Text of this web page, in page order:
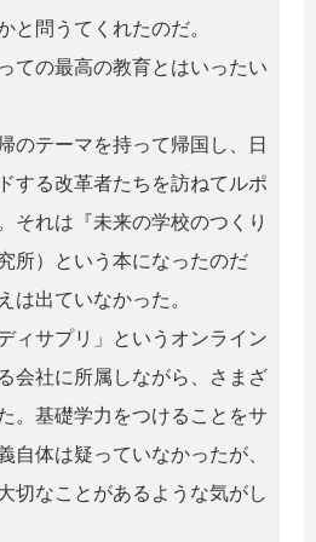
と問うてくれたのだ。
ての最高の教育とはいったい
のテーマを持って帰国し、日
する改革者たちを訪ねてルポ
それは『未来の学校のつくり
所）という本になったのだ
は出ていなかった。
ィサプリ」というオンライン
会社に所属しながら、さまざ
。基礎学力をつけることをサ
自体は疑っていなかったが、
切なことがあるような気がし